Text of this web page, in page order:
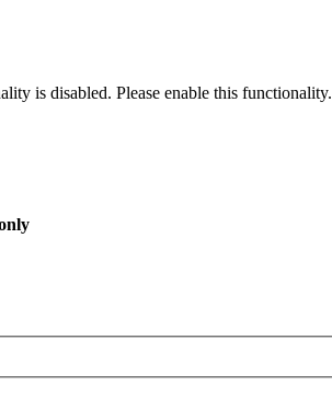
is disabled. Please enable this functionality.